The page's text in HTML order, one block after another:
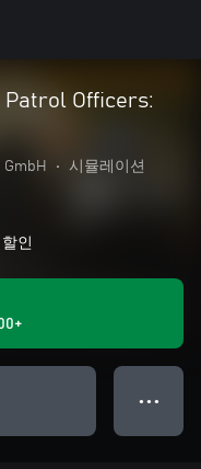
Patrol Officers:
• 시뮬레이션
인
● ● ●